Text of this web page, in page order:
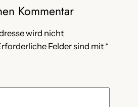
Kommentar
wird nicht
Felder sind mit*